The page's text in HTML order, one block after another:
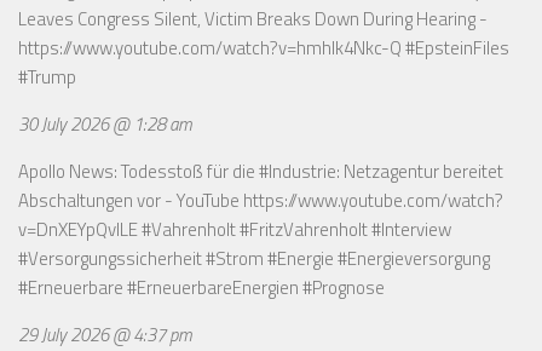
Leaves Congress Silent, Victim Breaks Down During Hearing -
https://www.youtube.com/watch?v=hmhlk4Nkc-Q#EpsteinFiles
#Trump
30 July 2026 @ 1:28 am
Apollo News: Todesstoß für die #Industrie: Netzagentur bereitet
Abschaltungen vor - YouTube https://www.youtube.com/watch?
v=DnXEYpQvILE#Vahrenholt #FritzVahrenholt #Interview
#Versorgungssicherheit #Strom #Energie #Energieversorgung
#Erneuerbare #ErneuerbareEnergien #Prognose
29 July 2026 @ 4:37 pm